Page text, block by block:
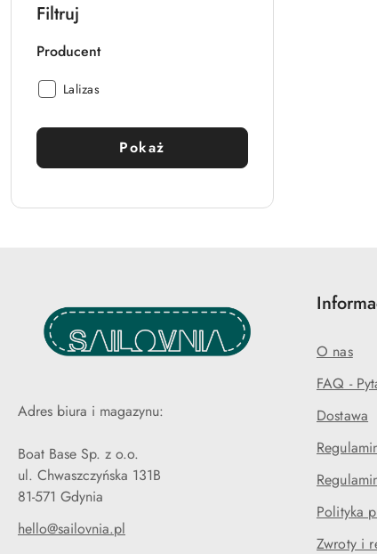
Filtruj
Producent
Producent:
Lalizas
Pokaż
Adres biura i magazynu:
Boat Base Sp. z o.o.
ul. Chwaszczyńska 131B
81-571 Gdynia
hello@sailovnia.pl
O nas
FAQ -
Dostawa
Polityka
Zwroty i